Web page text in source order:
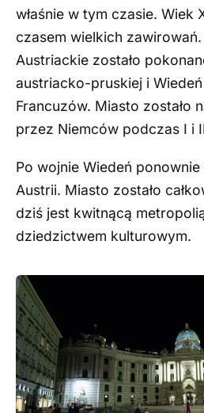
właśnie w tym czasie. Wiek
czasem wielkich
Austriackie zostało
austriacko-pruskiej i
Francuzów. Miasto zostało
przez Niemców podczas I i
Po wojnie Wiedeń ponownie
Austrii. Miasto zostało
dziś jest kwitnącą
dziedzictwem kulturowym.